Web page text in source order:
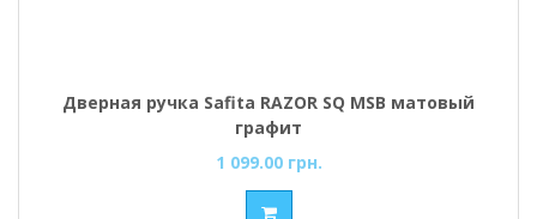
Дверная ручка Safita RAZOR SQ MSB матовый
графит
1 099.00 грн.